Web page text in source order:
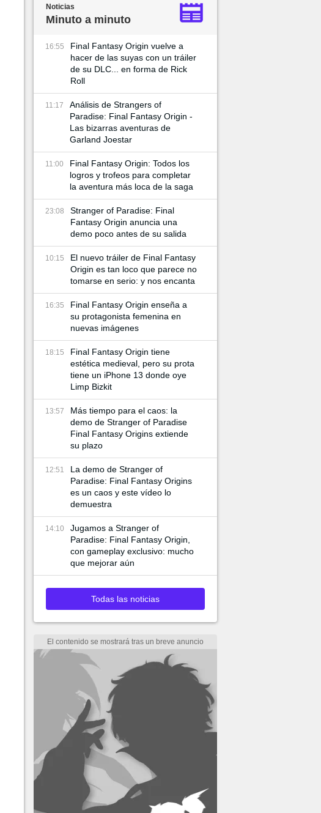
Noticias
Minuto a minuto
16:55
Final Fantasy Origin vuelve a
hacer de las suyas con un tráiler
de su DLC... en forma de Rick
Roll
11:17
Análisis de Strangers of
Paradise: Final Fantasy Origin -
Las bizarras aventuras de
Garland Joestar
11:00
Final Fantasy Origin: Todos los
logros y trofeos para completar
la aventura más loca de la saga
23:08
Stranger of Paradise: Final
Fantasy Origin anuncia una
demo poco antes de su salida
10:15
El nuevo tráiler de Final Fantasy
Origin es tan loco que parece no
tomarse en serio: y nos encanta
16:35
Final Fantasy Origin enseña a
su protagonista femenina en
nuevas imágenes
18:15
Final Fantasy Origin tiene
estética medieval, pero su prota
tiene un iPhone 13 donde oye
Limp Bizkit
13:57
Más tiempo para el caos: la
demo de Stranger of Paradise
Final Fantasy Origins extiende
su plazo
12:51
La demo de Stranger of
Paradise: Final Fantasy Origins
es un caos y este vídeo lo
demuestra
14:10
Jugamos a Stranger of
Paradise: Final Fantasy Origin,
con gameplay exclusivo: mucho
que mejorar aún
Todas las noticias